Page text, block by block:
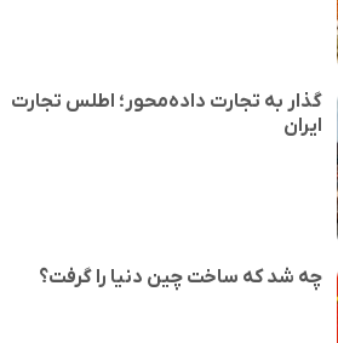
گذار به تجارت داده‌محور؛ اطلس تجارت
ایران
چه شد که ساخت چین دنیا را گرفت؟